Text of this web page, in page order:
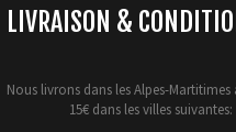
LIVRAISON &
Nous livrons dans les Alpes-
15€ dans les villes suivantes: